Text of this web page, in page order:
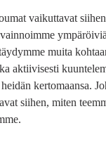
vaikuttavat
muita
aktiivisesti
kertomaansa.
siihen, miten